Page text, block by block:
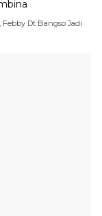
Dt Bangso Jadi